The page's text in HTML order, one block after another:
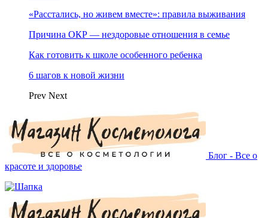
«Расстались, но живем вместе»: правила выживания
Причина ОКР — нездоровые отношения в семье
Как готовить к школе особенного ребенка
6 шагов к новой жизни
Prev Next
Блог - Все о
красоте и здоровье